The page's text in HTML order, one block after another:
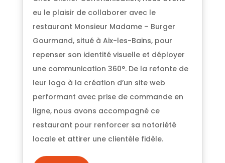
eu le plaisir de collaborer avec le
restaurant Monsieur Madame – Burger
Gourmand, situé à Aix-les-Bains, pour
repenser son identité visuelle et déployer
une communication 360°. De la refonte de
leur logo à la création d’un site web
performant avec prise de commande en
ligne, nous avons accompagné ce
restaurant pour renforcer sa notoriété
locale et attirer une clientèle fidèle.